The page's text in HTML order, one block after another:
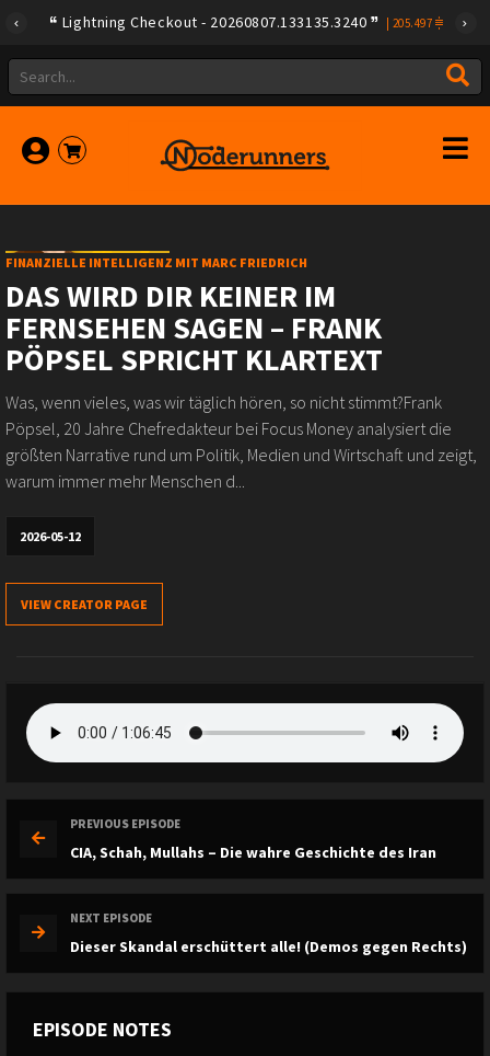
Lightning Checkout - 20260807.133135.3240 205.497
FINANZIELLE INTELLIGENZ MIT MARC FRIEDRICH
DAS WIRD DIR KEINER IM
FERNSEHEN SAGEN – FRANK
PÖPSEL SPRICHT KLARTEXT
Was, wenn vieles, was wir täglich hören, so nicht stimmt?Frank
Pöpsel, 20 Jahre Chefredakteur bei Focus Money analysiert die
größten Narrative rund um Politik, Medien und Wirtschaft und zeigt,
warum immer mehr Menschen d...
2026-05-12
VIEW CREATOR PAGE
PREVIOUS EPISODE
CIA, Schah, Mullahs – Die wahre Geschichte des Iran
NEXT EPISODE
Dieser Skandal erschüttert alle! (Demos gegen Rechts)
EPISODE NOTES